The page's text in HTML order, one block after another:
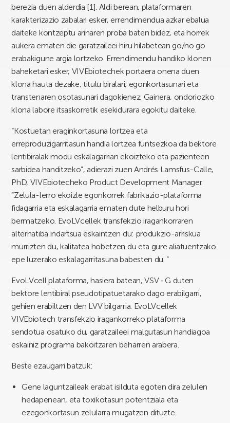
berezia duen alderdia [1]. Aldi berean, plataformaren
karakterizazio zabalari esker, errendimendua azkar ebalua
daiteke kontzeptu arinaren proba baten bidez, eta horrek
aukera ematen die garatzaileei hiru hilabetean go/no go
erabakigune argia lortzeko. Errendimendu handiko klonen
baheketari esker, VIVEbiotechek portaera onena duen
klona hauta dezake, titulu biralari, egonkortasunari eta
transtenaren osotasunari dagokienez. Gainera, ondoriozko
klona labore itsaskorretik esekidurara egokitu daiteke.
“Kostuetan eraginkortasuna lortzea eta
erreproduzigarritasun handia lortzea funtsezkoa da bektore
lentibiralak modu eskalagarrian ekoizteko eta pazienteen
sarbidea handitzeko”, adierazi zuen Andrés Lamsfus-Calle,
PhD, VIVEbiotecheko Product Development Manager.
“Zelula-lerro ekoizle egonkorrek fabrikazio-plataforma
fidagarria eta eskalagarria ematen dute helburu hori
bermatzeko. EvoLVcellek transfekzio iragankorraren
alternatiba indartsua eskaintzen du: produkzio-arriskua
murrizten du, kalitatea hobetzen du eta gure aliatuentzako
epe luzerako eskalagarritasuna babesten du. “
EvoLVcell plataforma, hasiera batean, VSV ‑ G duten
bektore lentibiral pseudotipatuetarako dago erabilgarri,
gehien erabiltzen den LVV bilgarria. EvoLVcellek
VIVEbiotech transfekzio iragankorreko plataforma
sendotua osatuko du, garatzaileei malgutasun handiagoa
eskainiz programa bakoitzaren beharren arabera.
Beste ezaugarri batzuk:
Gene laguntzaileak erabat isilduta egoten dira zelulen
hedapenean, eta toxikotasun potentziala eta
ezegonkortasun zelularra mugatzen dituzte.